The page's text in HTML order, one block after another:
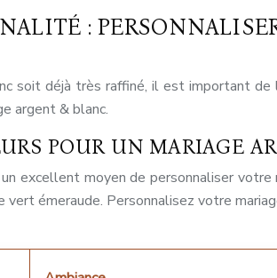
:
soit déjà très raffiné, il est important
argent & blanc.
POUR UN MARIAGE
excellent moyen de personnaliser
émeraude. Personnalisez votre